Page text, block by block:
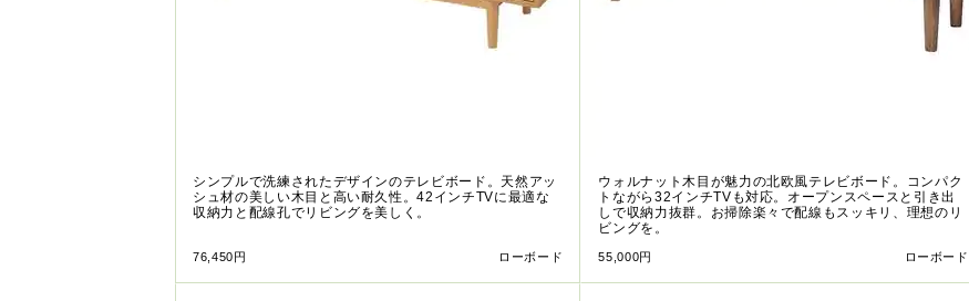
シンプルで洗練されたデザインのテレビボード。天然アッ
シュ材の美しい木目と高い耐久性。42インチTVに最適な
収納力と配線孔でリビングを美しく。
76,450円 ローボード
ウォルナット木目が魅力の北欧風テレビボード。コンパク
トながら32インチTVも対応。オープンスペースと引き出
しで収納力抜群。お掃除楽々で配線もスッキリ、理想のリ
ビングを。
55,000円 ローボード